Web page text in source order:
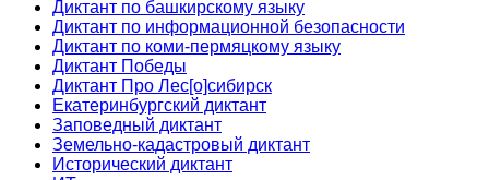
Диктант по башкирскому языку
Диктант по информационной безопасности
Диктант по коми-пермяцкому языку
Диктант Победы
Диктант Про Лес[о]сибирск
Екатеринбургский диктант
Заповедный диктант
Земельно-кадастровый диктант
Исторический диктант